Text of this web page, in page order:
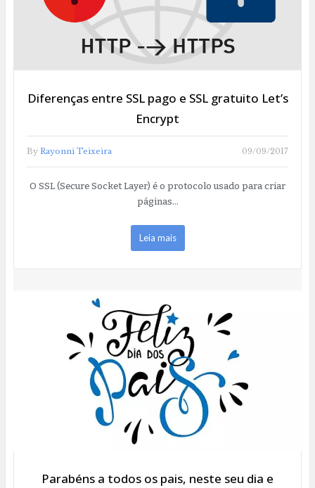
Diferenças entre SSL pago e SSL gratuito Let’s
Encrypt
By Rayonni Teixeira 09/09/2017
O SSL (Secure Socket Layer) é o protocolo usado para criar
páginas…
Leia mais
Parabéns a todos os pais, neste seu dia e